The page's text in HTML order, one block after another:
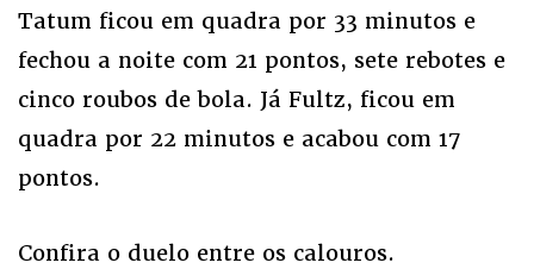
Tatum ficou em quadra por 33 minutos e
fechou a noite com 21 pontos, sete rebotes e
cinco roubos de bola. Já Fultz, ficou em
quadra por 22 minutos e acabou com 17
pontos.
Confira o duelo entre os calouros.